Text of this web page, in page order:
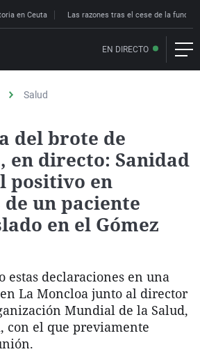
en Ceuta Las razones tras el cese de la
EN DIRECTO
Salud
del brote de
en directo: Sanidad
positivo en
un paciente
en el Gómez
estas declaraciones en una
La Moncloa junto al director
Mundial de la Salud,
con el que previamente